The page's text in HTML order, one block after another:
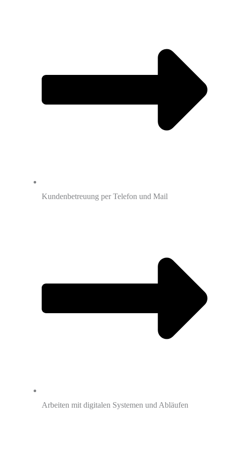
Kundenbetreuung per Telefon und Mail
Arbeiten mit digitalen Systemen und Abläufen